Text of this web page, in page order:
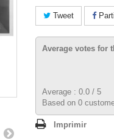
Tweet
Average votes for
Average : 0.0 / 5
Based on 0
Imprimir